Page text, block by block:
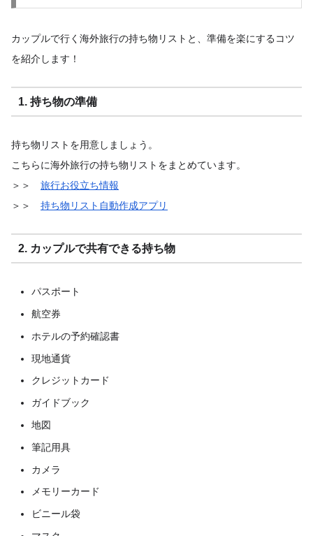
カップルで行く海外旅行の持ち物リストと、準備を楽にするコツ
を紹介します！
1. 持ち物の準備
持ち物リストを用意しましょう。
こちらに海外旅行の持ち物リストをまとめています。
＞＞ 旅行お役立ち情報
＞＞ 持ち物リスト自動作成アプリ
2. カップルで共有できる持ち物
パスポート
航空券
ホテルの予約確認書
現地通貨
クレジットカード
ガイドブック
地図
筆記用具
カメラ
メモリーカード
ビニール袋